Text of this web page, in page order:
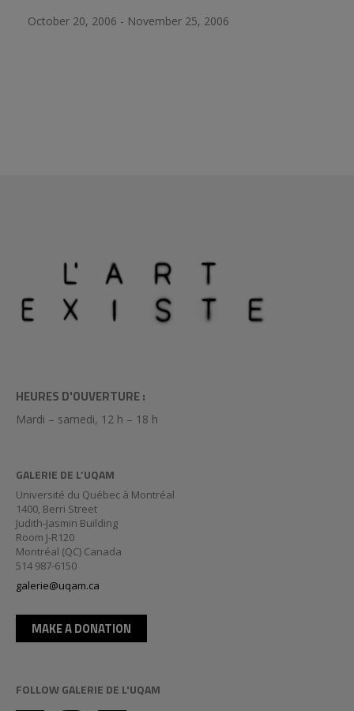
October 20, 2006 - November 25, 2006
HEURES D'OUVERTURE :
Mardi – samedi, 12 h – 18 h
GALERIE DE L’UQAM
Université du Québec à Montréal
1400, Berri Street
Judith-Jasmin Building
Room J-R120
Montréal (QC) Canada
514 987-6150
galerie@uqam.ca
MAKE A DONATION
FOLLOW GALERIE DE L'UQAM